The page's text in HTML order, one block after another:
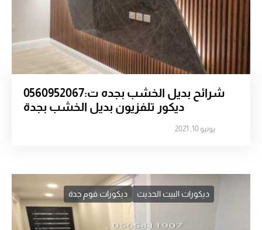
شرائح بديل الخشب بجده ت:0560952067
ديكور تلفزيون بديل الخشب بجدة
يونيو 10, 2021
ديكورات البيت الحديث ديكورات فوم جدة